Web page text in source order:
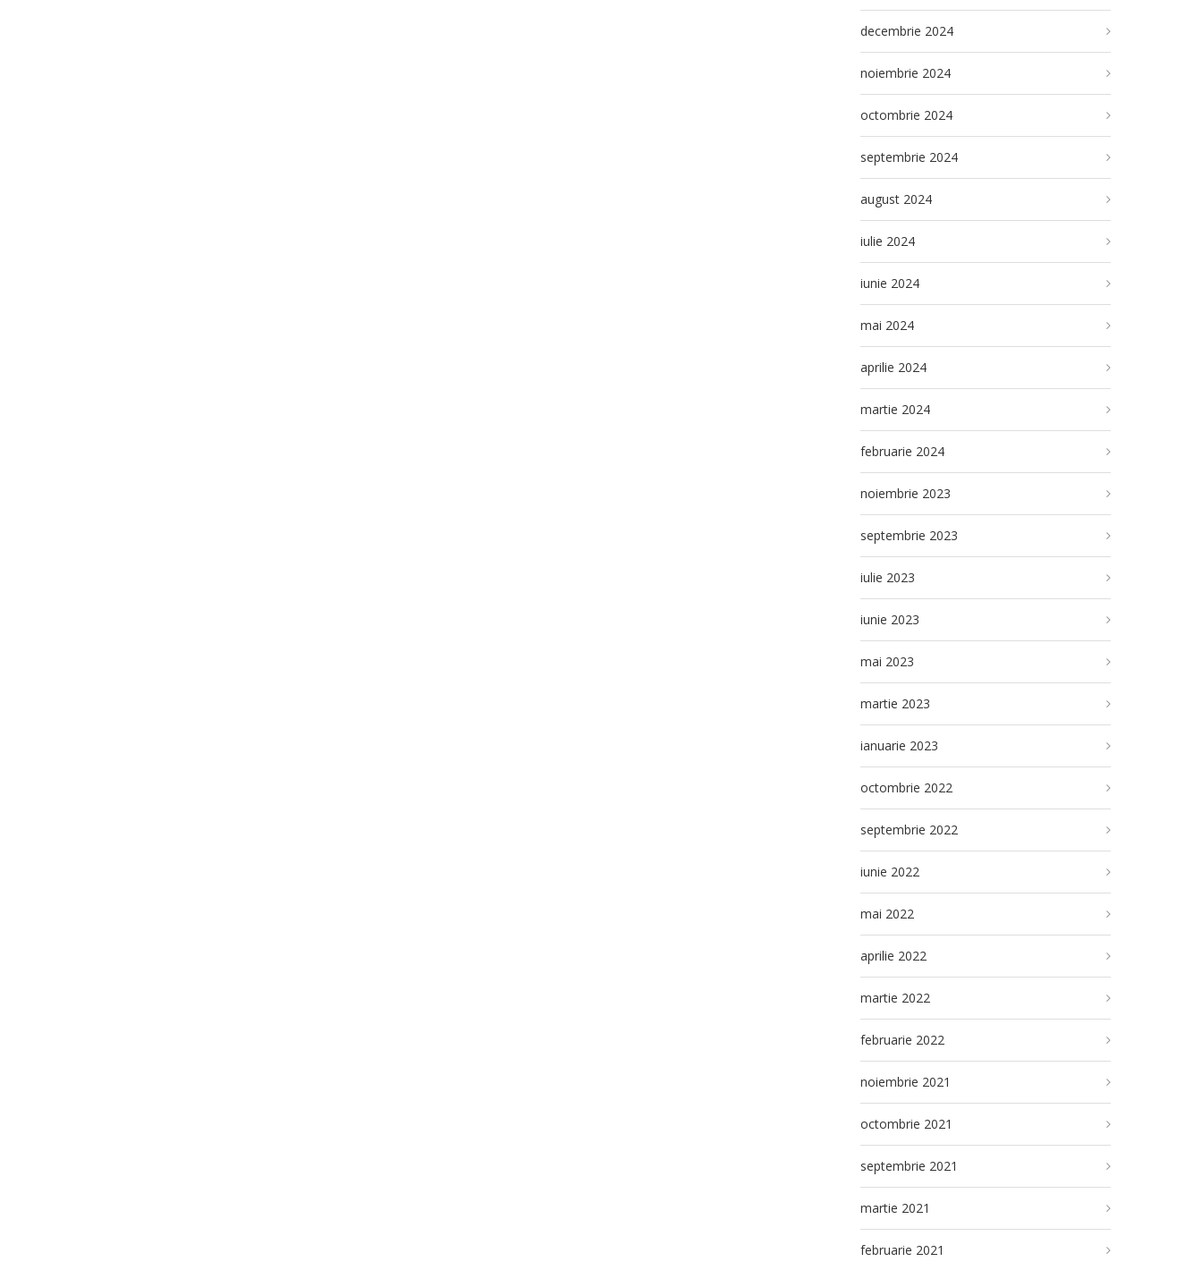
decembrie 2024
noiembrie 2024
octombrie 2024
septembrie 2024
august 2024
iulie 2024
iunie 2024
mai 2024
aprilie 2024
martie 2024
februarie 2024
noiembrie 2023
septembrie 2023
iulie 2023
iunie 2023
mai 2023
martie 2023
ianuarie 2023
octombrie 2022
septembrie 2022
iunie 2022
mai 2022
aprilie 2022
martie 2022
februarie 2022
noiembrie 2021
octombrie 2021
septembrie 2021
martie 2021
februarie 2021